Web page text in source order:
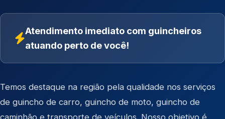
Atendimento imediato com guincheiros
atuando perto de você!
Temos destaque na região pela qualidade nos serviços
de guincho de carro, guincho de moto, guincho de
caminhão e transporte de veículos . Nosso objetivo é